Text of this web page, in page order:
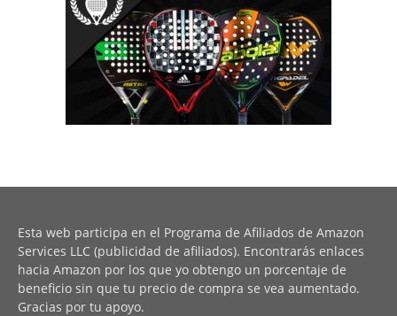
Esta web participa en el Programa de Afiliados de Amazon
Services LLC (publicidad de afiliados). Encontrarás enlaces
hacia Amazon por los que yo obtengo un porcentaje de
beneficio sin que tu precio de compra se vea aumentado.
Gracias por tu apoyo.